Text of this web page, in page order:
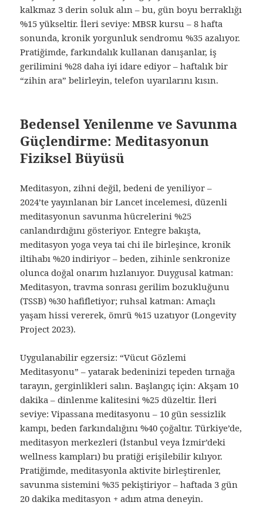
kalkmaz 3 derin soluk alın – bu, gün boyu berraklığı
%15 yükseltir. İleri seviye: MBSR kursu – 8 hafta
sonunda, kronik yorgunluk sendromu %35 azalıyor.
Pratiğimde, farkındalık kullanan danışanlar, iş
gerilimini %28 daha iyi idare ediyor – haftalık bir
“zihin ara” belirleyin, telefon uyarılarını kısın.
Bedensel Yenilenme ve Savunma
Güçlendirme: Meditasyonun
Fiziksel Büyüsü
Meditasyon, zihni değil, bedeni de yeniliyor –
2024’te yayınlanan bir Lancet incelemesi, düzenli
meditasyonun savunma hücrelerini %25
canlandırdığını gösteriyor. Entegre bakışta,
meditasyon yoga veya tai chi ile birleşince, kronik
iltihabı %20 indiriyor – beden, zihinle senkronize
olunca doğal onarım hızlanıyor. Duygusal katman:
Meditasyon, travma sonrası gerilim bozukluğunu
(TSSB) %30 hafifletiyor; ruhsal katman: Amaçlı
yaşam hissi vererek, ömrü %15 uzatıyor (Longevity
Project 2023).
Uygulanabilir egzersiz: “Vücut Gözlemi
Meditasyonu” – yatarak bedeninizi tepeden tırnağa
tarayın, gerginlikleri salın. Başlangıç için: Akşam 10
dakika – dinlenme kalitesini %25 düzeltir. İleri
seviye: Vipassana meditasyonu – 10 gün sessizlik
kampı, beden farkındalığını %40 çoğaltır. Türkiye’de,
meditasyon merkezleri (İstanbul veya İzmir’deki
wellness kampları) bu pratiği erişilebilir kılıyor.
Pratiğimde, meditasyonla aktivite birleştirenler,
savunma sistemini %35 pekiştiriyor – haftada 3 gün
20 dakika meditasyon + adım atma deneyin.